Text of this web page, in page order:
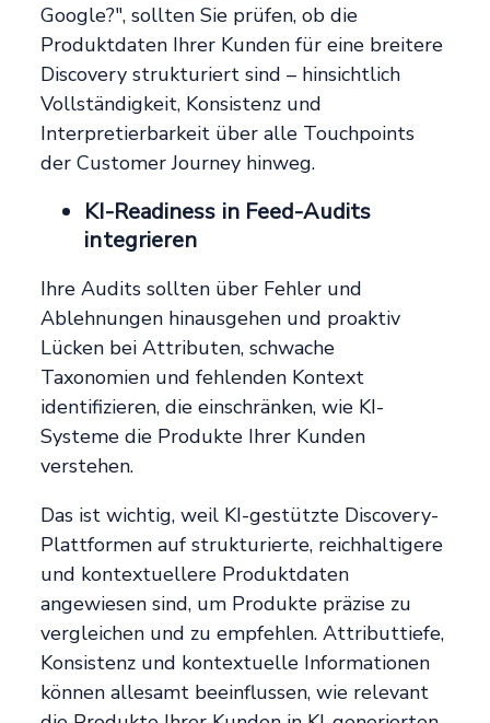
Google?", sollten Sie prüfen, ob die
Produktdaten Ihrer Kunden für eine breitere
Discovery strukturiert sind – hinsichtlich
Vollständigkeit, Konsistenz und
Interpretierbarkeit über alle Touchpoints
der Customer Journey hinweg.
KI-Readiness in Feed-Audits
integrieren
Ihre Audits sollten über Fehler und
Ablehnungen hinausgehen und proaktiv
Lücken bei Attributen, schwache
Taxonomien und fehlenden Kontext
identifizieren, die einschränken, wie KI-
Systeme die Produkte Ihrer Kunden
verstehen.
Das ist wichtig, weil KI-gestützte Discovery-
Plattformen auf strukturierte, reichhaltigere
und kontextuellere Produktdaten
angewiesen sind, um Produkte präzise zu
vergleichen und zu empfehlen. Attributtiefe,
Konsistenz und kontextuelle Informationen
können allesamt beeinflussen, wie relevant